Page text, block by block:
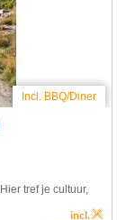
Incl. BBQ/Diner
tref je cultuur,
incl.